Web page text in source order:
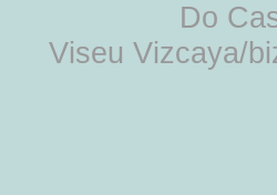
Do
Viseu Vizcaya/